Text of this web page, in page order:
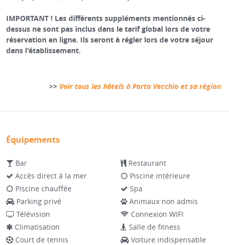
IMPORTANT ! Les différents suppléments mentionnés ci-
dessus ne sont pas inclus dans le tarif global lors de votre
réservation en ligne. Ils seront à régler lors de votre séjour
dans l'établissement.
>> Voir tous les hôtels à Porto Vecchio et sa région
Équipements
Bar
Restaurant
Accès direct à la mer
Piscine intérieure
Piscine chauffée
Spa
Parking privé
Animaux non admis
Télévision
Connexion WIFI
Climatisation
Salle de fitness
Court de tennis
Voiture indispensable